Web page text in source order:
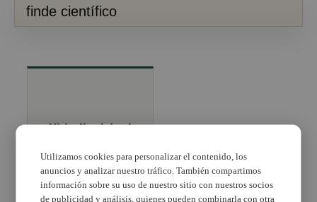
finde científico
Xirivella viaja al
Utilizamos cookies para personalizar el contenido, los
anuncios y analizar nuestro tráfico. También compartimos
información sobre su uso de nuestro sitio con nuestros socios
de publicidad y análisis, quienes pueden combinarla con otra